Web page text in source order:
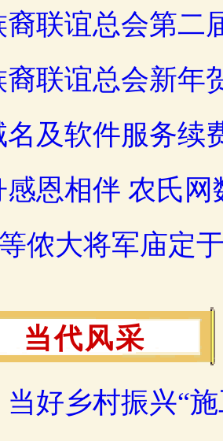
裔联谊总会第二
裔联谊总会新年
名及软件服务续
感恩相伴 农氏
侬大将军庙定
当代风采
好乡村振兴“